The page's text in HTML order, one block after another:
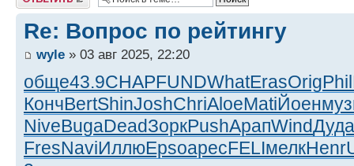
Re: Вопрос по рейтингу
wyle » 03 авг 2025, 22:20
обще43.9CHAPFUNDWhatErasOrigPhil
КончBertShinJoshChriAloeMatiЙоен
NiveBugaDeadЗоркPushАрапWindДуда
FresNaviИллюEpsoаресFELIмелкHenr